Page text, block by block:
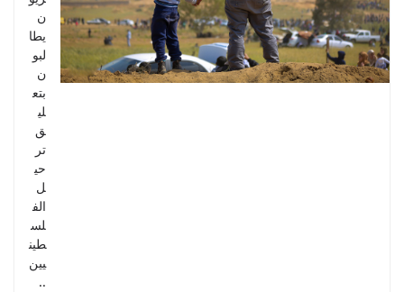
ن
يطا
لبو
ن
بتع
لي
ق
تر
حي
ل
الف
لس
طين
يين
..